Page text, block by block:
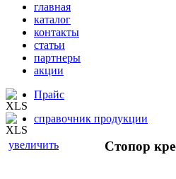
главная
каталог
контакты
статьи
партнеры
акции
Прайс
справочник продукции
увеличить Стопор